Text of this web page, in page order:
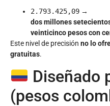
2.793.425,09 →
dos millones
veinticinco pesos con
Este nivel de precisión no lo
gratuitas.
Diseñado
(pesos